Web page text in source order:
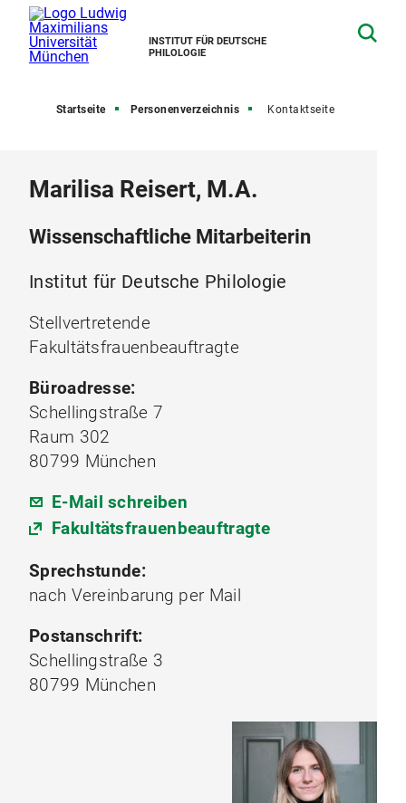
INSTITUT FÜR DEUTSCHE
PHILOLOGIE
Startseite Personenverzeichnis Kontaktseite
Marilisa Reisert, M.A.
Wissenschaftliche Mitarbeiterin
Institut für Deutsche Philologie
Stellvertretende
Fakultätsfrauenbeauftragte
Büroadresse:
Schellingstraße 7
Raum 302
80799 München
E-Mail schreiben
Fakultätsfrauenbeauftragte
Sprechstunde:
nach Vereinbarung per Mail
Postanschrift:
Schellingstraße 3
80799 München